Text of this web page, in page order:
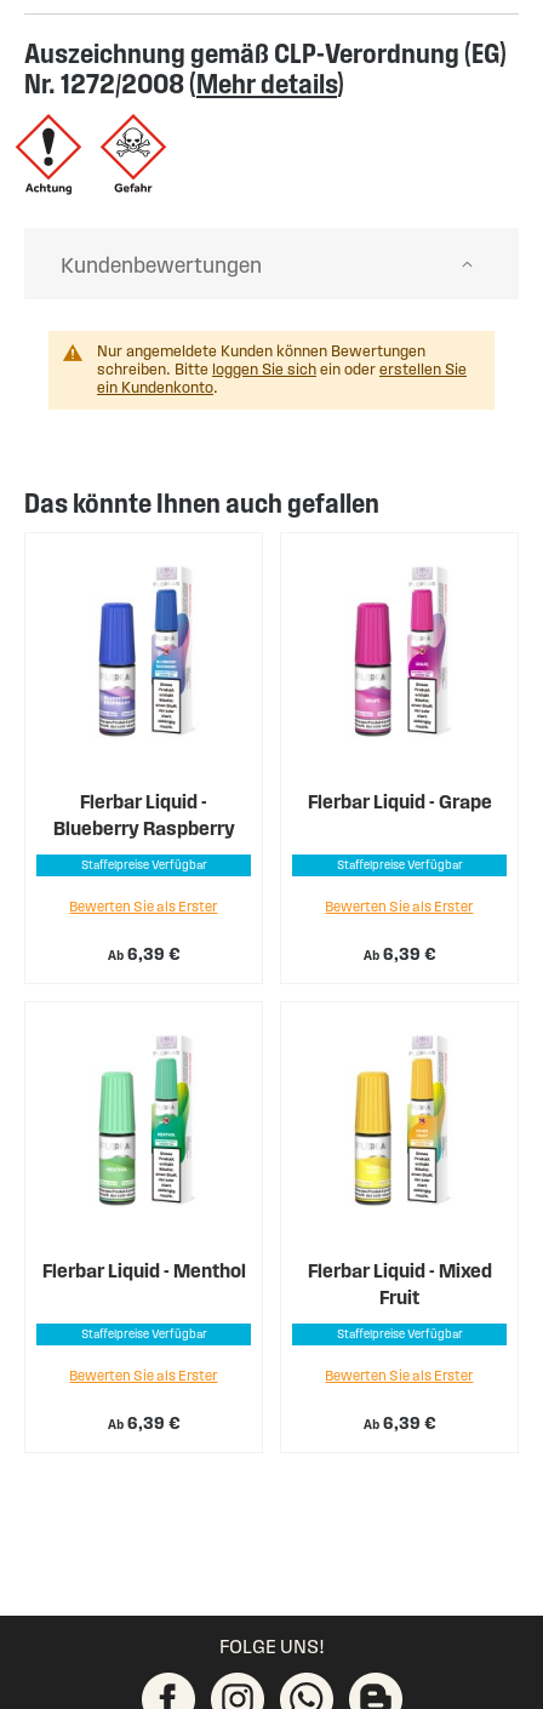
Auszeichnung gemäß CLP-Verordnung (EG)
Nr. 1272/2008 (Mehr details)
Kundenbewertungen
Nur angemeldete Kunden können Bewertungen
schreiben. Bitte loggen Sie sich ein oder erstellen Sie
ein Kundenkonto.
Das könnte Ihnen auch gefallen
Flerbar Liquid -
Blueberry Raspberry
Staffelpreise Verfügbar
Ab 6,39 €
Bewerten Sie als Erster
Flerbar Liquid - Grape
Staffelpreise Verfügbar
Ab 6,39 €
Bewerten Sie als Erster
Flerbar Liquid - Menthol
Staffelpreise Verfügbar
Ab 6,39 €
Bewerten Sie als Erster
Flerbar Liquid - Mixed
Fruit
Staffelpreise Verfügbar
Ab 6,39 €
Bewerten Sie als Erster
FOLGE UNS!